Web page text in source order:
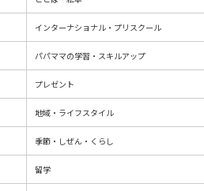
インターナショナル・プリスクール
パパママの学習・スキルアップ
プレゼント
地域・ライフスタイル
季節・しぜん・くらし
留学